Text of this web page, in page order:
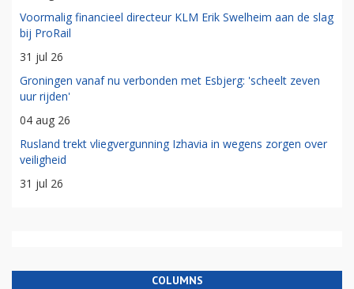
Voormalig financieel directeur KLM Erik Swelheim aan de slag
bij ProRail
31 jul 26
Groningen vanaf nu verbonden met Esbjerg: 'scheelt zeven
uur rijden'
04 aug 26
Rusland trekt vliegvergunning Izhavia in wegens zorgen over
veiligheid
31 jul 26
COLUMNS